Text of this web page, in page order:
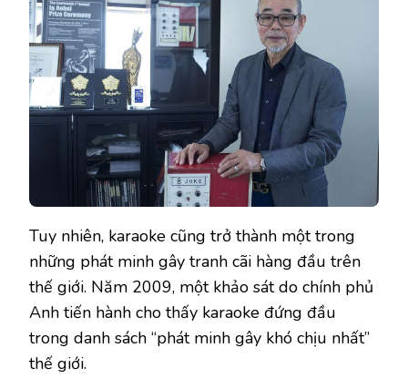
Tuy nhiên, karaoke cũng trở thành một trong
những phát minh gây tranh cãi hàng đầu trên
thế giới. Năm 2009, một khảo sát do chính phủ
Anh tiến hành cho thấy karaoke đứng đầu
trong danh sách “phát minh gây khó chịu nhất”
thế giới.